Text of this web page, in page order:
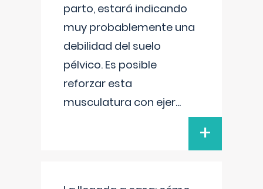
parto, estará indicando
muy probablemente una
debilidad del suelo
pélvico. Es posible
reforzar esta
musculatura con ejer...
+